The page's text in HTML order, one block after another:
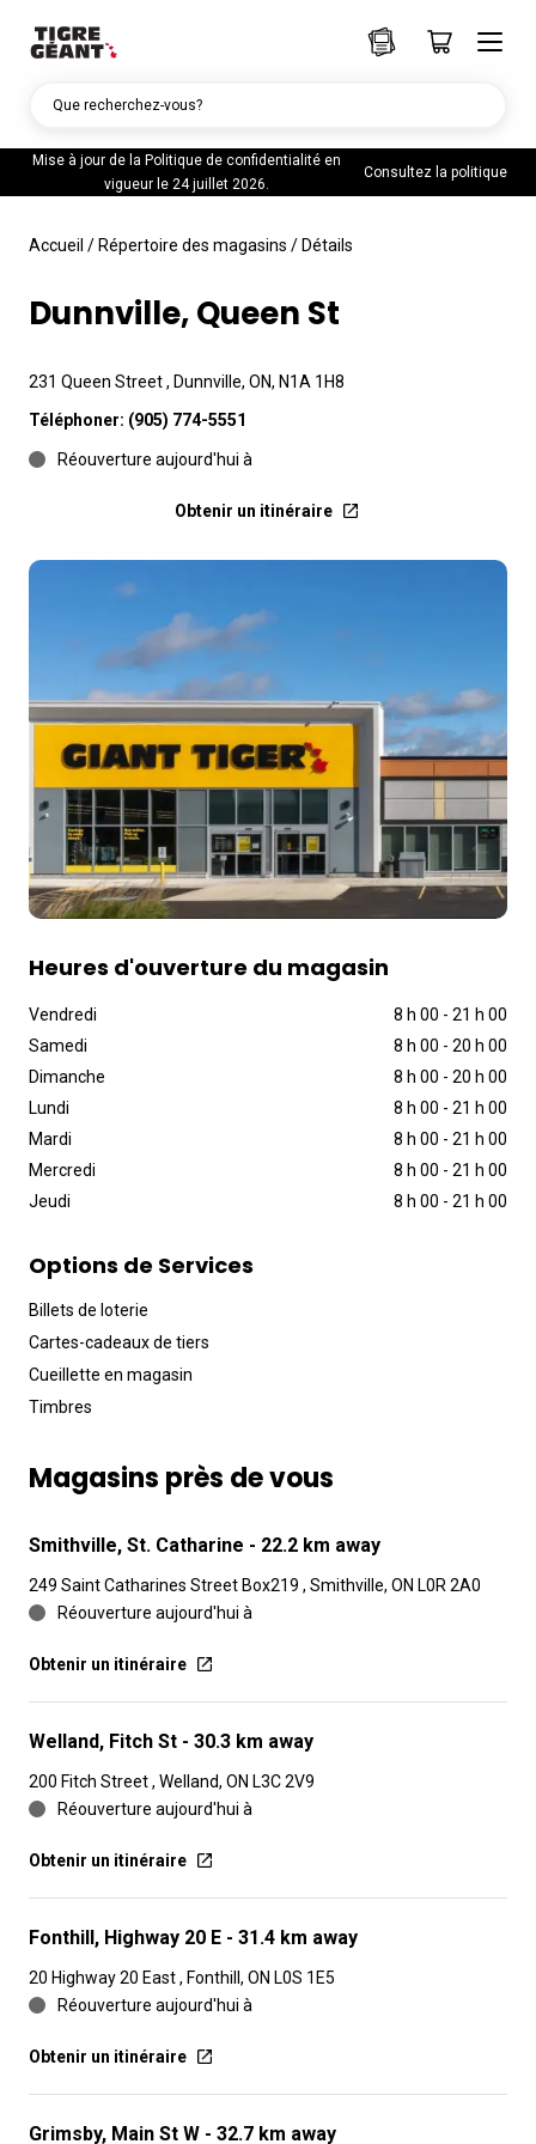
Mise à jour de la Politique de confidentialité en
vigueur le 24 juillet 2026.
Consultez la politique
Que recherchez-vous?
Accueil / Répertoire des magasins / Détails
Dunnville, Queen St
231 Queen Street , Dunnville, ON, N1A 1H8
Téléphoner: (905) 774-5551
Réouverture aujourd'hui à
Obtenir un itinéraire
Heures d'ouverture du magasin
Vendredi 8 h 00 - 21 h 00
Samedi
8 h 00 - 20 h 00
Dimanche
8 h 00 - 20 h 00
Lundi
8 h 00 - 21 h 00
Mardi
8 h 00 - 21 h 00
Mercredi
8 h 00 - 21 h 00
Jeudi
8 h 00 - 21 h 00
Options de Services
Billets de loterie
Cartes-cadeaux de tiers
Cueillette en magasin
Timbres
Magasins près de vous
Smithville, St. Catharine - 22.2 km away
249 Saint Catharines Street Box219 , Smithville, ON L0R 2A0
Réouverture aujourd'hui à
Obtenir un itinéraire
Welland, Fitch St - 30.3 km away
200 Fitch Street , Welland, ON L3C 2V9
Réouverture aujourd'hui à
Obtenir un itinéraire
Fonthill, Highway 20 E - 31.4 km away
20 Highway 20 East , Fonthill, ON L0S 1E5
Réouverture aujourd'hui à
Obtenir un itinéraire
Grimsby, Main St W - 32.7 km away